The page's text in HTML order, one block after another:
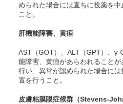
められた場合には直ちに投薬を
こと。
肝機能障害、黄疸
AST（GOT）、ALT（GPT）、γ-
能障害、黄疸があらわれること
行い、異常が認められた場合に
置を行うこと。
皮膚粘膜眼症候群（Stevens-